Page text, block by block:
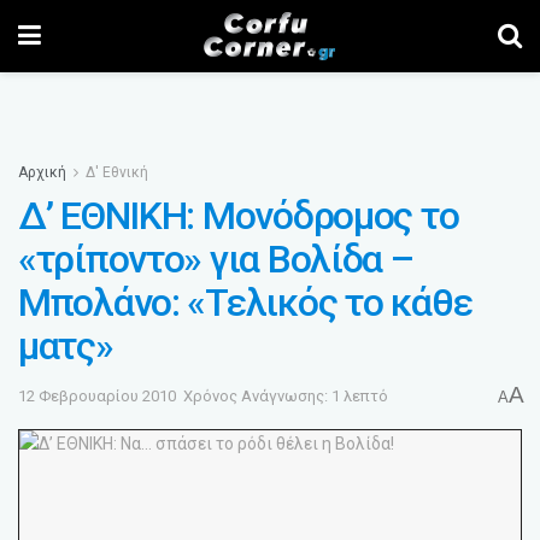
Αρχική Δ' Εθνική
Δ’ ΕΘΝΙΚΗ: Μονόδρομος το
«τρίποντο» για Βολίδα –
Μπολάνο: «Τελικός το κάθε
ματς»
12 Φεβρουαρίου 2010 Χρόνος Ανάγνωσης: 1 λεπτό AA